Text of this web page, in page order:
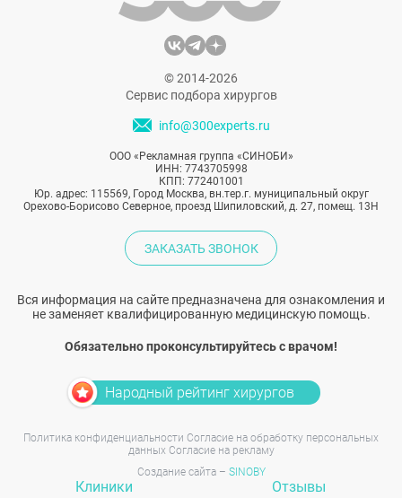
© 2014-2026
Сервис подбора хирургов
info@300experts.ru
ООО «Рекламная группа «СИНОБИ»
ИНН: 7743705998
КПП: 772401001
Юр. адрес: 115569, Город Москва, вн.тер.г. муниципальный округ
Орехово-Борисово Северное, проезд Шипиловский, д. 27, помещ. 13Н
ЗАКАЗАТЬ ЗВОНОК
Вся информация на сайте предназначена для ознакомления и
не заменяет квалифицированную медицинскую помощь.
Обязательно проконсультируйтесь с врачом!
Народный рейтинг хирургов
Политика конфиденциальности Согласие на обработку персональных
данных Согласие на рекламу
Создание сайта – SINOBY
Клиники Отзывы